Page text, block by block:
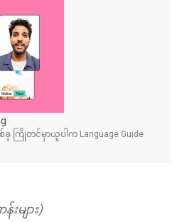
းများ)
ြိုတင်မှာယူပါက Language Guide